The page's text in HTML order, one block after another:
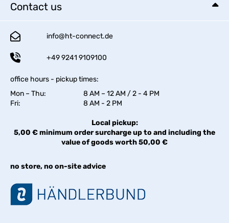
Contact us
info@ht-connect.de
+49 9241 9109100
office hours - pickup times:
Mon – Thu:
8 AM – 12 AM / 2 - 4 PM
Fri:
8 AM - 2 PM
Local pickup:
5,00 € minimum order surcharge up to and including the
value of goods worth 50,00 €
no store, no on-site advice